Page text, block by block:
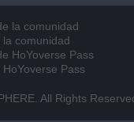
la comunidad
comunidad
HoYoverse Pass
Pass
All Rights